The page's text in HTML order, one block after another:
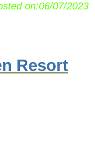
on:06/07/2023
Resort